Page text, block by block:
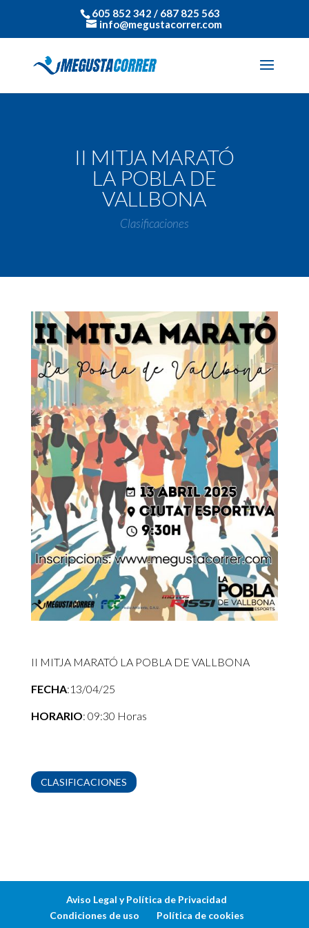
605 852 342 / 687 825 563
info@megustacorrer.com
II MITJA MARATÓ
LA POBLA DE
VALLBONA
Clasificaciones
II MITJA MARATÓ LA POBLA DE VALLBONA
FECHA:13/04/25
HORARIO: 09:30 Horas
CLASIFICACIONES
Aviso Legal y Política de Privacidad
Condiciones de uso
Política de cookies